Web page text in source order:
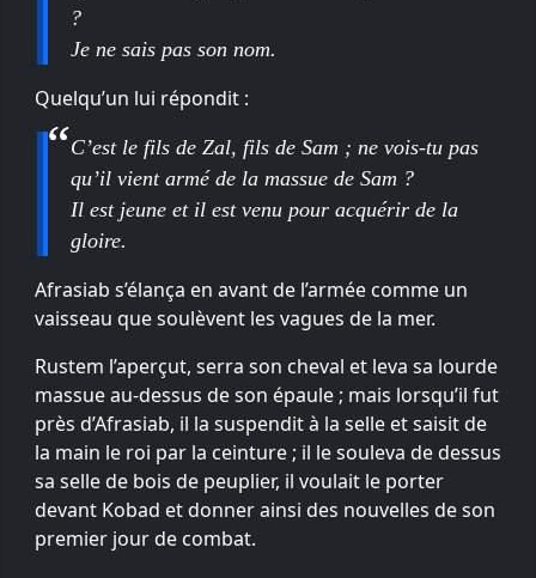
?
Je ne sais pas son nom.
Quelqu’un lui répondit :
C’est le fils de Zal, fils de Sam ; ne vois-tu pas
qu’il vient armé de la massue de Sam ?
Il est jeune et il est venu pour acquérir de la
gloire.
Afrasiab s’élança en avant de l’armée comme un
vaisseau que soulèvent les vagues de la mer.
Rustem l’aperçut, serra son cheval et leva sa lourde
massue au-dessus de son épaule ; mais lorsqu’il fut
près d’Afrasiab, il la suspendit à la selle et saisit de
la main le roi par la ceinture ; il le souleva de dessus
sa selle de bois de peuplier, il voulait le porter
devant Kobad et donner ainsi des nouvelles de son
premier jour de combat.